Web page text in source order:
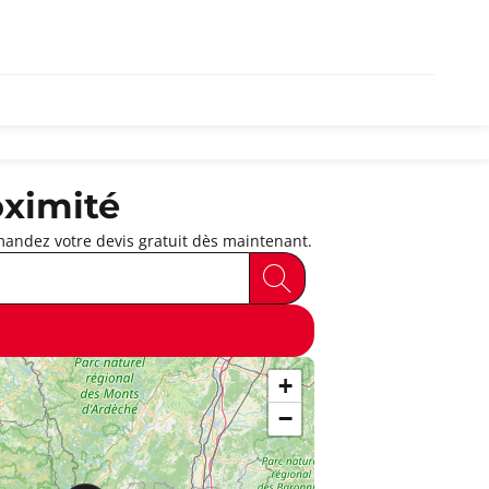
votre devis gratuit dès maintenant.
+
−